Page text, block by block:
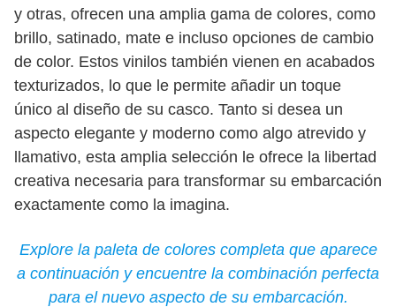
y otras, ofrecen una amplia gama de colores, como
brillo, satinado, mate e incluso opciones de cambio
de color. Estos vinilos también vienen en acabados
texturizados, lo que le permite añadir un toque
único al diseño de su casco. Tanto si desea un
aspecto elegante y moderno como algo atrevido y
llamativo, esta amplia selección le ofrece la libertad
creativa necesaria para transformar su embarcación
exactamente como la imagina.
Explore la paleta de colores completa que aparece
a continuación y encuentre la combinación perfecta
para el nuevo aspecto de su embarcación.